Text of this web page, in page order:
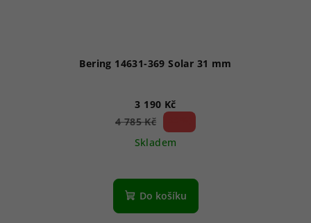
Bering 14631-369 Solar 31 mm
3 190 Kč
4 785 Kč
Skladem
Do košíku